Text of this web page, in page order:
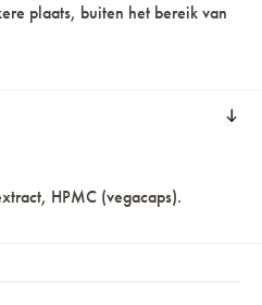
plaats, buiten het bereik van
HPMC (vegacaps).